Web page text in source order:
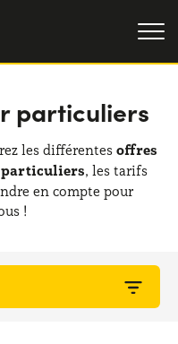
particuliers
les différentes offres
particuliers, les tarifs
en compte pour
!